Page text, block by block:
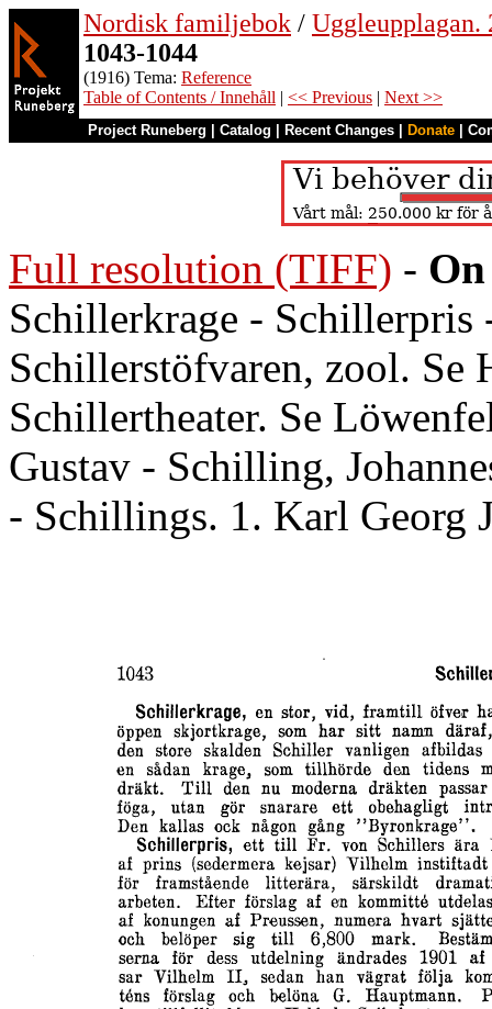
Nordisk familjebok / Uggleupplagan.
1043-1044
(1916) Tema: Reference
Table of Contents / Innehåll | << Previous | Next >>
Project Runeberg Catalog Recent Changes Donate
Full resolution (TIFF) -
Schillerkrage - Schillerpris
Schillerstöfvaren, zool. Se
Schillertheater. Se
Gustav - Schilling,
- Schillings. 1. Karl Georg